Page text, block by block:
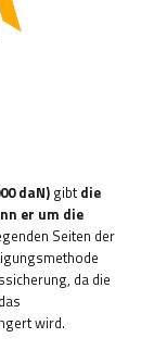
daN) gibtdie
er um die
Seiten der
da die
wird.